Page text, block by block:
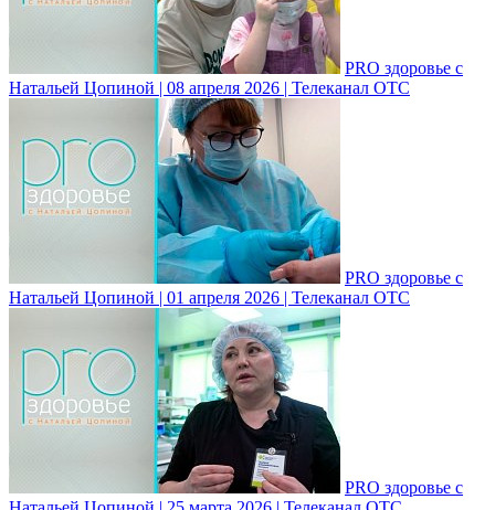
PRO здоровье с
Натальей Цопиной | 08 апреля 2026 | Телеканал ОТС
PRO здоровье с
Натальей Цопиной | 01 апреля 2026 | Телеканал ОТС
PRO здоровье с